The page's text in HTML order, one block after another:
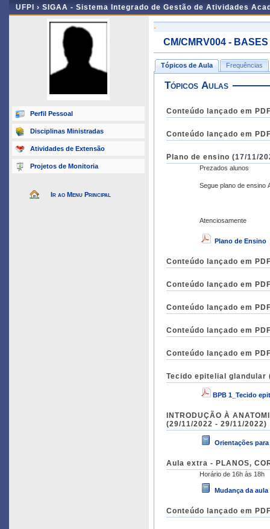
UFPI › SIGAA - Sistema Integrado de Gestão de Atividades
Perfil Pessoal
Disciplinas Ministradas
Atividades de Extensão
Projetos de Monitoria
Ir ao Menu Principal
-
CM/CMRV004 - BASES
Tópicos de Aula Frequências
Tópicos Aulas
Conteúdo lançado em
Conteúdo lançado em
Plano de ensino (17/11/
Prezados alunos
Segue plano de ensino
Atenciosamente
Plano de Ensino
Conteúdo lançado em
Conteúdo lançado em
Conteúdo lançado em
Conteúdo lançado em
Conteúdo lançado em
Tecido epitelial glandular
BPB 1_Tecido
INTRODUÇÃO À
(29/11/2022 - 29/11/2022)
Orientações
Aula extra -
Horário de 16h às 18h
Mudança da aula
Conteúdo lançado em